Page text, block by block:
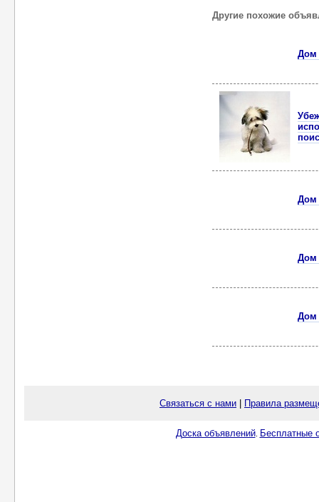
Другие похожие
Дом
Дом
Дом
Дом
Связаться с нами Правила
Доска объявлений. Бесплатные